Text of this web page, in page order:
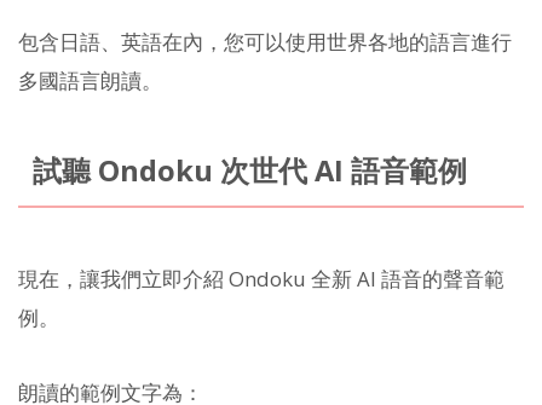
包含日語、英語在內，您可以使用世界各地的語言進行
多國語言朗讀。
試聽 Ondoku 次世代 AI 語音範例
現在，讓我們立即介紹 Ondoku 全新 AI 語音的聲音範
例。
朗讀的範例文字為：